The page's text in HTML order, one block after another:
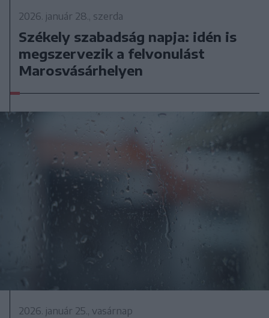
2026. január 28., szerda
Székely szabadság napja: idén is
megszervezik a felvonulást
Marosvásárhelyen
2026. január 25., vasárnap